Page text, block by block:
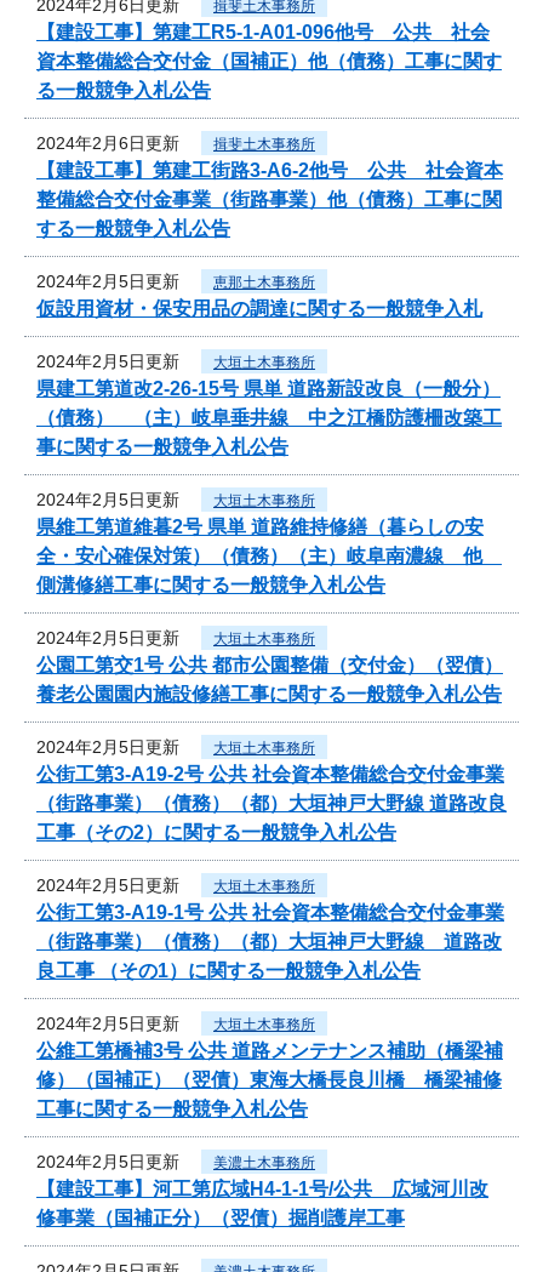
2024年2月6日更新 揖斐土木事務所
【建設工事】第建工R5-1-A01-096他号 公共 社会
資本整備総合交付金（国補正）他（債務）工事に関す
る一般競争入札公告
2024年2月6日更新 揖斐土木事務所
【建設工事】第建工街路3-A6-2他号 公共 社会資本
整備総合交付金事業（街路事業）他（債務）工事に関
する一般競争入札公告
2024年2月5日更新 恵那土木事務所
仮設用資材・保安用品の調達に関する一般競争入札
2024年2月5日更新 大垣土木事務所
県建工第道改2-26-15号 県単 道路新設改良（一般分）
（債務） （主）岐阜垂井線 中之江橋防護柵改築工
事に関する一般競争入札公告
2024年2月5日更新 大垣土木事務所
県維工第道維暮2号 県単 道路維持修繕（暮らしの安
全・安心確保対策）（債務）（主）岐阜南濃線 他
側溝修繕工事に関する一般競争入札公告
2024年2月5日更新 大垣土木事務所
公園工第交1号 公共 都市公園整備（交付金）（翌債）
養老公園園内施設修繕工事に関する一般競争入札公告
2024年2月5日更新 大垣土木事務所
公街工第3-A19-2号 公共 社会資本整備総合交付金事業
（街路事業）（債務）（都）大垣神戸大野線 道路改良
工事（その2）に関する一般競争入札公告
2024年2月5日更新 大垣土木事務所
公街工第3-A19-1号 公共 社会資本整備総合交付金事業
（街路事業）（債務）（都）大垣神戸大野線 道路改
良工事 （その1）に関する一般競争入札公告
2024年2月5日更新 大垣土木事務所
公維工第橋補3号 公共 道路メンテナンス補助（橋梁補
修）（国補正）（翌債）東海大橋長良川橋 橋梁補修
工事に関する一般競争入札公告
2024年2月5日更新 美濃土木事務所
【建設工事】河工第広域H4-1-1号/公共 広域河川改
修事業（国補正分）（翌債）掘削護岸工事